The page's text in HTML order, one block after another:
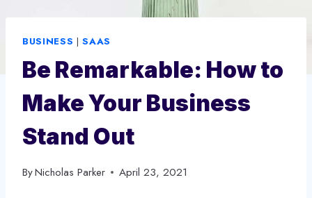
BUSINESS |SAAS
Be Remarkable: How to
Make Your Business
Stand Out
ByNicholas Parker April 23, 2021